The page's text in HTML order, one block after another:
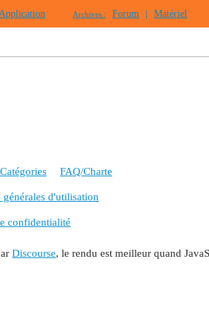
Archives : Forum Matériel
Catégories FAQ/Charte
d'utilisation
confidentialité
Discourse, le rendu est meilleur quand